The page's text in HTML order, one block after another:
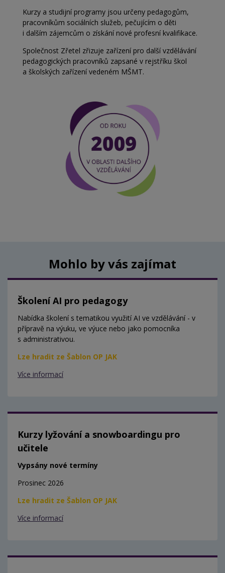
Kurzy a studijní programy jsou určeny pedagogům,
pracovníkům sociálních služeb, pečujícím o děti
i dalším zájemcům o získání nové profesní kvalifikace.
Společnost Zřetel zřizuje zařízení pro další vzdělávání
pedagogických pracovníků zapsané v rejstříku škol
a školských zařízení vedeném MŠMT.
Mohlo by vás zajímat
Školení AI pro pedagogy
Nabídka školení s tematikou využití AI ve vzdělávání - v
přípravě na výuku, ve výuce nebo jako pomocníka
s administrativou.
Lze hradit ze Šablon OP JAK
Více informací
Kurzy lyžování a snowboardingu pro
učitele
Vypsány nové termíny
Prosinec 2026
Lze hradit ze Šablon OP JAK
Více informací